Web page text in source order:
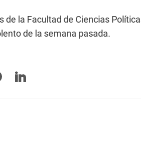
de la Facultad de Ciencias
de la semana pasada.